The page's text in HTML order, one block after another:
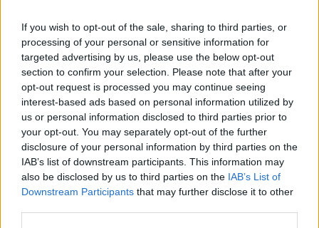
If you wish to opt-out of the sale, sharing to third parties, or
processing of your personal or sensitive information for
targeted advertising by us, please use the below opt-out
section to confirm your selection. Please note that after your
opt-out request is processed you may continue seeing
interest-based ads based on personal information utilized by
us or personal information disclosed to third parties prior to
your opt-out. You may separately opt-out of the further
disclosure of your personal information by third parties on the
IAB’s list of downstream participants. This information may
also be disclosed by us to third parties on the IAB’s List of
Downstream Participants that may further disclose it to other
Nem szeretne lemaradni semmiről? Csak egy kattintás, és hírlevelünk a
legfrissebb információkkal és exkluzív tartalmakkal hétről hétre
postaládájába érkezik!
A SZOL24 legfrissebb 24 cikke
A Szolnok megyei gazdák nagyon nem akarták a JÉGER
további üzemeltetését